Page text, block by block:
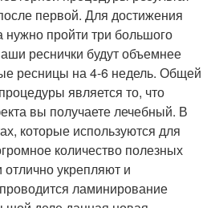
первой. Для достижения
нужно пройти три большого
реснички будут объемнее
ресницы на 4-6 недель. Общей
является то, что
вы получаете лечебный. В
которые используются для
количество полезных
укрепляют и
ламинирование